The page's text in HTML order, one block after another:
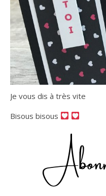
Je vous dis à très vite
Bisous bisous